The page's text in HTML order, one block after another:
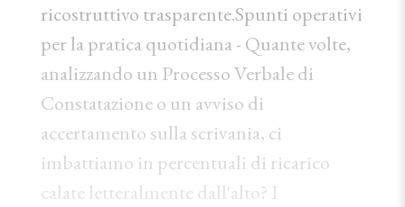
ricostruttivo trasparente.Spunti operativi
per la pratica quotidiana - Quante volte,
analizzando un Processo Verbale di
Constatazione o un avviso di
accertamento sulla scrivania, ci
imbattiamo in percentuali di ricarico
calate letteralmente dall'alto? I